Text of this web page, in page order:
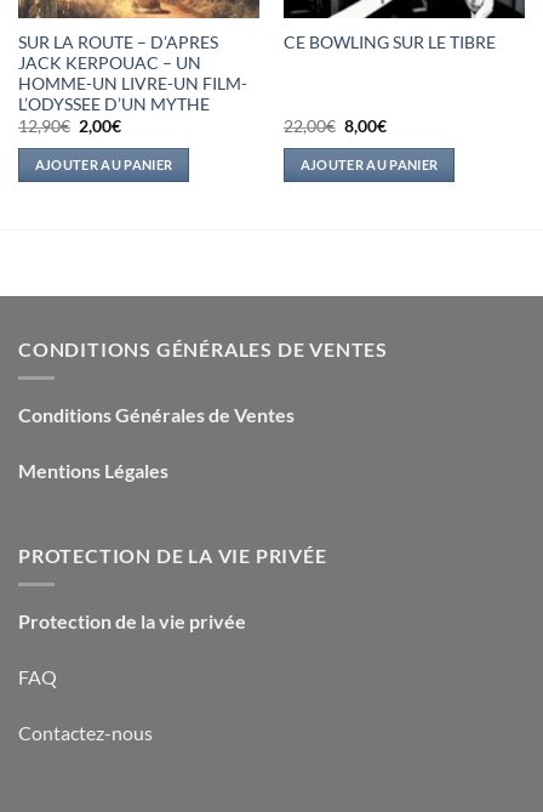
SUR LA ROUTE – D’APRES
JACK KERPOUAC – UN
HOMME-UN LIVRE-UN FILM-
L’ODYSSEE D’UN MYTHE
12,90€ Le
prix
initial
était :
12,90€.
2,00€Le
actuel
est :
2,00€.
AJOUTER AU PANIER
CE BOWLING SUR LE TIBRE
22,00€ Le
prix
initial
était :
22,00€.
8,00€Le
actuel
est :
8,00€.
AJOUTER AU PANIER
CONDITIONS GÉNÉRALES DE VENTES
Conditions Générales de Ventes
Mentions Légales
PROTECTION DE LA VIE PRIVÉE
Protection de la vie privée
FAQ
Contactez-nous